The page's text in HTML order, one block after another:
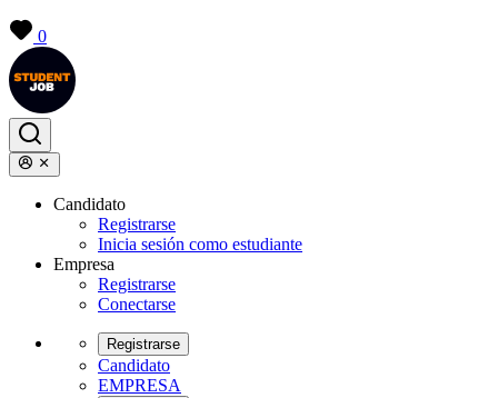
0
Candidato
Registrarse
Inicia sesión como estudiante
Empresa
Registrarse
Conectarse
Registrarse
Candidato
EMPRESA